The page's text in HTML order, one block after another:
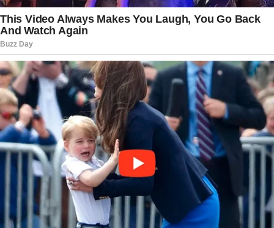
concentração de funções investigatórias e
jurisdicionais em torno da figura do ministro. A
oposição sustenta que esse entendimento
reforça críticas já feitas anteriormente por
parlamentares e juristas que defendem uma
separação mais rígida entre as etapas de
investigação e julgamento.
A discussão, entretanto, está longe de
representar qualquer consequência imediata.
Isso porque o processo para análise de
denúncias contra ministros do Supremo segue